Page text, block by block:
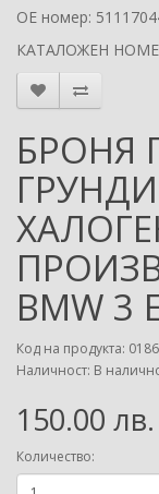
ОЕ номер:
КАТАЛОЖЕН
БРОНЯ
BMW 3
Код на продукта:
Наличност: В
150.00
Количество: